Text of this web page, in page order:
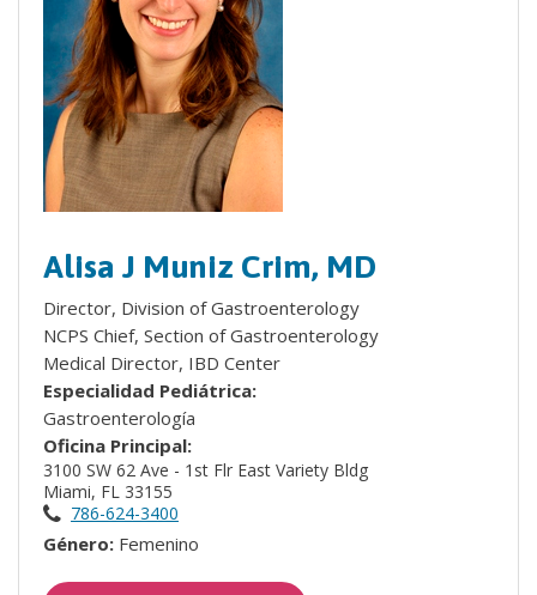
Alisa J Muniz Crim, MD
Director, Division of Gastroenterology
NCPS Chief, Section of Gastroenterology
Medical Director, IBD Center
Especialidad Pediátrica:
Gastroenterología
Oficina Principal:
3100 SW 62 Ave - 1st Flr East Variety Bldg
Miami, FL 33155
786-624-3400
Género: Femenino